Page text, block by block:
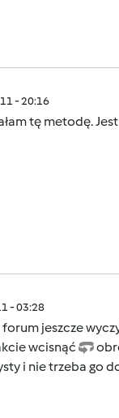
- 20:16
tę metodę.
- 03:28
forum jeszcze
wcisnąć
i nie trzeba go